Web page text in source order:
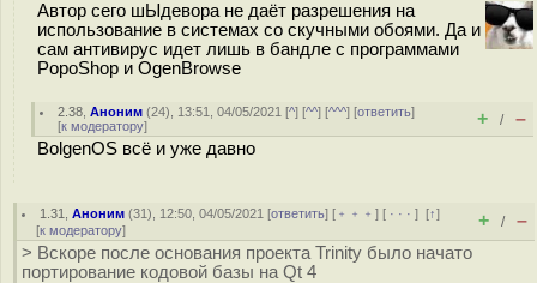
Автор сего шЫдевора не даёт разрешения на
использование в системах со скучными обоями. Да и
сам антивирус идет лишь в бандле с программами
PopoShop и OgenBrowse
2.38 ,Аноним (24), 13:51, 04/05/2021 [^] [^^] [^^^] [ответить]
[к модератору] + / –
BolgenOS всё и уже давно
1.31 ,Аноним (31), 12:50, 04/05/2021 [ответить] [ ﹢﹢﹢] [ · · ·][↑]
[к модератору] + / –
> Вскоре после основания проекта Trinity было начато
портирование кодовой базы на Qt 4